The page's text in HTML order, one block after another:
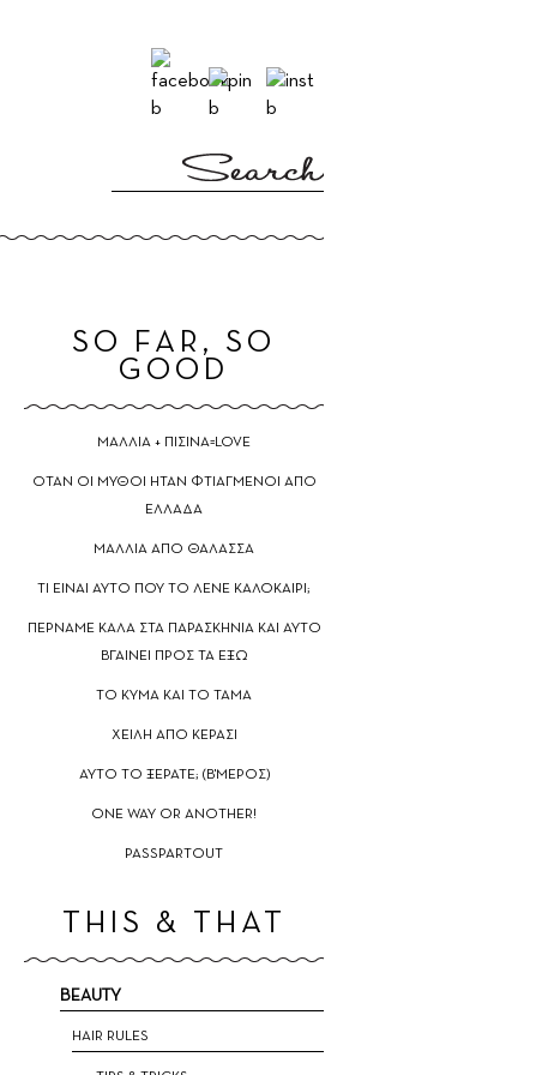
SO FAR, SO
GOOD
ΜΑΛΛΙΑ + ΠΙΣΙΝΑ=LOVE
ΟΤΑΝ ΟΙ ΜΥΘΟΙ ΗΤΑΝ ΦΤΙΑΓΜΕΝΟΙ ΑΠΟ
ΕΛΛΑΔΑ
ΜΑΛΛΙΑ ΑΠΟ ΘΑΛΑΣΣΑ
TΙ ΕΙΝΑΙ ΑΥΤΟ ΠΟΥ ΤΟ ΛΕΝΕ ΚΑΛΟΚΑΙΡΙ;
ΠΕΡΝΑΜΕ ΚΑΛΑ ΣΤΑ ΠΑΡΑΣΚΗΝΙΑ ΚΑΙ ΑΥΤΟ
ΒΓΑΙΝΕΙ ΠΡΟΣ ΤΑ ΕΞΩ
TO ΚΥΜΑ ΚΑΙ ΤΟ ΤΑΜΑ
ΧΕΙΛΗ ΑΠΟ ΚΕΡΑΣΙ
ΑΥΤΟ ΤΟ ΞΕΡΑΤΕ; (Β'ΜΕΡΟΣ)
ΟNE WAY OR ANOTHER!
PASSPARTOUT
THIS & THAT
BEAUTY
HAIR RULES